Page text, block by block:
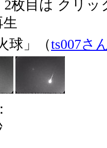
2枚目は クリ
球」（ts007さ